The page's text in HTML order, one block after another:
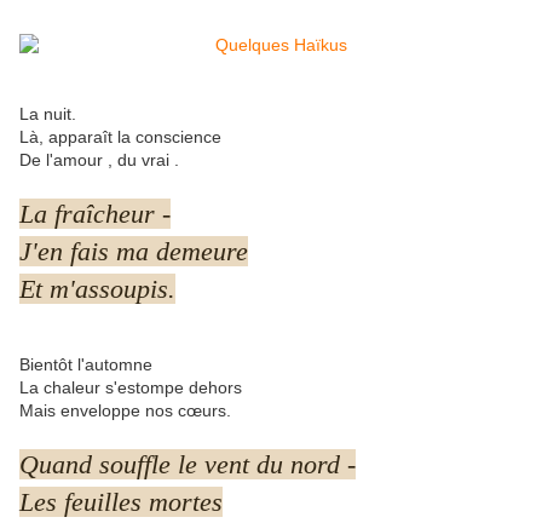
La nuit.
Là, apparaît la conscience
De l'amour , du vrai .
La fraîcheur -
J'en fais ma demeure
Et m'assoupis.
Bientôt l'automne
La chaleur s'estompe dehors
Mais enveloppe nos cœurs.
Quand souffle le vent du nord -
Les feuilles mortes